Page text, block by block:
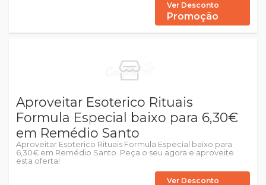
Ver Desconto
Promoção
Aproveitar Esoterico Rituais
Formula Especial baixo para 6,30€
em Remédio Santo
Aproveitar Esoterico Rituais Formula Especial baixo para
6,30€ em Remédio Santo. Peça o seu agora e aproveite
esta oferta!
Ver Desconto